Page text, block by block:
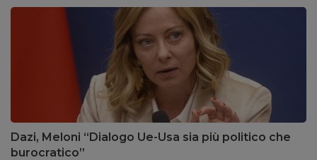
Dazi, Meloni “Dialogo Ue-Usa sia più politico che
burocratico”